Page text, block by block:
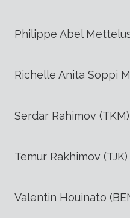
Philippe Abel
Richelle Anita Soppi
Serdar Rahimov (TKM)
Temur Rakhimov (TJK)
Valentin Houinato